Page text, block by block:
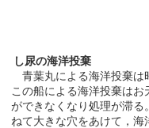
し尿の海洋投棄
青葉丸による海洋投棄は
この船による海洋投棄は
ができなくなり処理が滞
ねて大きな穴をあけて，